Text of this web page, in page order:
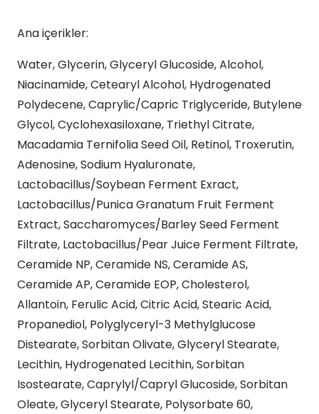
Ana içerikler:
Water, Glycerin, Glyceryl Glucoside, Alcohol,
Niacinamide, Cetearyl Alcohol, Hydrogenated
Polydecene, Caprylic/Capric Triglyceride, Butylene
Glycol, Cyclohexasiloxane, Triethyl Citrate,
Macadamia Ternifolia Seed Oil, Retinol, Troxerutin,
Adenosine, Sodium Hyaluronate,
Lactobacillus/Soybean Ferment Exract,
Lactobacillus/Punica Granatum Fruit Ferment
Extract, Saccharomyces/Barley Seed Ferment
Filtrate, Lactobacillus/Pear Juice Ferment Filtrate,
Ceramide NP, Ceramide NS, Ceramide AS,
Ceramide AP, Ceramide EOP, Cholesterol,
Allantoin, Ferulic Acid, Citric Acid, Stearic Acid,
Propanediol, Polyglyceryl-3 Methylglucose
Distearate, Sorbitan Olivate, Glyceryl Stearate,
Lecithin, Hydrogenated Lecithin, Sorbitan
Isostearate, Caprylyl/Capryl Glucoside, Sorbitan
Oleate, Glyceryl Stearate, Polysorbate 60,